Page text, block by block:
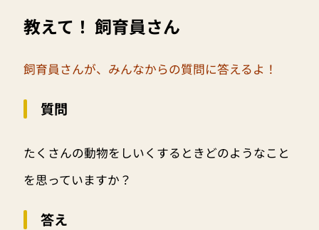
教えて！ 飼育員さん
飼育員さんが、みんなからの質問に答えるよ！
質問
たくさんの動物をしいくするときどのようなこと
を思っていますか？
答え